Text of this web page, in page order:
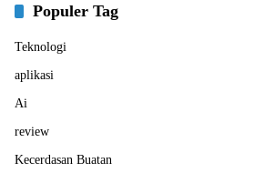
Populer Tag
Teknologi
aplikasi
Ai
review
Kecerdasan Buatan